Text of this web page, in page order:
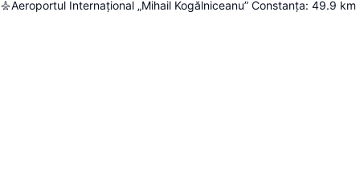
Aeroportul Internațional „Mihail Kogălniceanu” Constanța: 49.9 km